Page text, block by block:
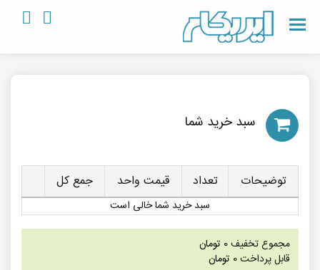
سبد خريد شما
توضیحات تعداد قیمت واحد جمع کل
سبد خرید شما خالی است
مجموع تخفیف0 تومان
قابل پرداخت0 تومان